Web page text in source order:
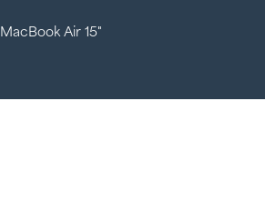
MacBook Air 15"